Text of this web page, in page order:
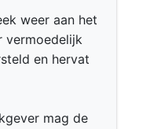
weer aan het
vermoedelijk
en hervat
mag de